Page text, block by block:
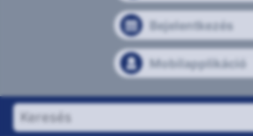
Bejelentkezés
Mobilapplikáció